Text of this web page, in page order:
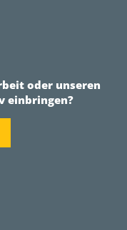
oder unseren
einbringen?